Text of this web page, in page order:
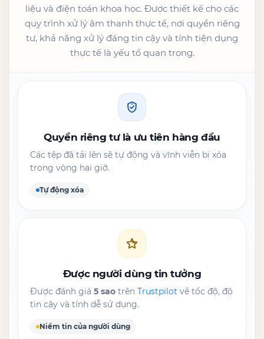
liệu và điện toán khoa học. Được thiết kế cho các
quy trình xử lý âm thanh thực tế, nơi quyền riêng
tư, khả năng xử lý đáng tin cậy và tính tiện dụng
thực tế là yếu tố quan trọng.
Quyền riêng tư là ưu tiên hàng đầu
Các tệp đã tải lên sẽ tự động và vĩnh viễn bị xóa
trong vòng hai giờ.
Tự động xóa
Được người dùng tin tưởng
Được đánh giá 5 sao trên Trustpilot về tốc độ, độ
tin cậy và tính dễ sử dụng.
Niềm tin của người dùng